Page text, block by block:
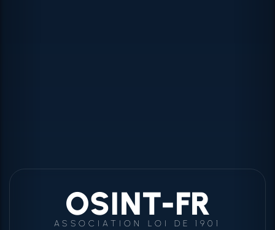
OSINT-FR
ASSOCIATION LOI DE 1901